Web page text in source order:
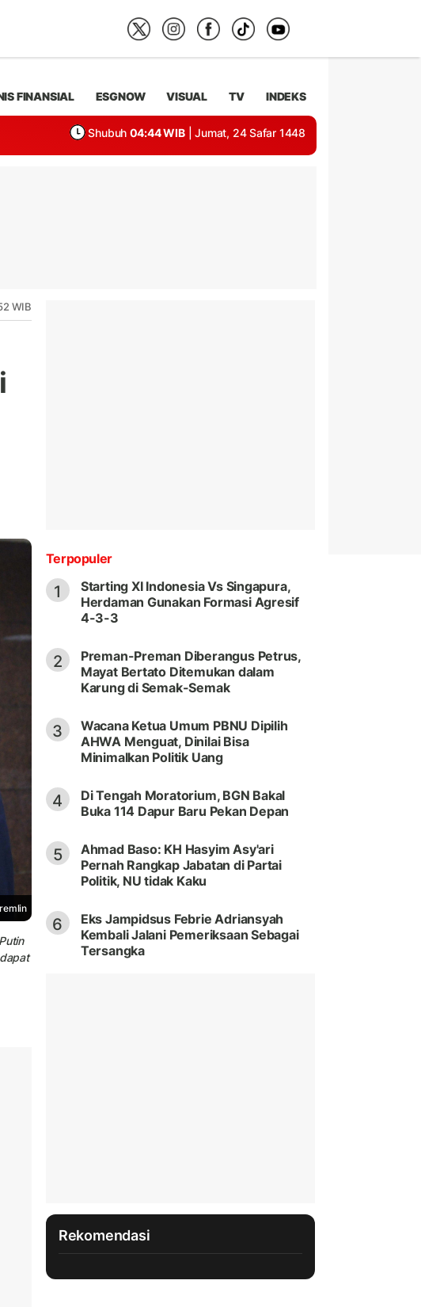
FINANSIAL ESGNOW VISUAL TV INDEKS
Shubuh 04:44 WIB | Jumat, 24 Safar 1448
WIB
Terpopuler
1
Starting XI Indonesia Vs Singapura,
Herdaman Gunakan Formasi Agresif
4-3-3
2
Preman-Preman Diberangus Petrus,
Mayat Bertato Ditemukan dalam
Karung di Semak-Semak
3
Wacana Ketua Umum PBNU Dipilih
AHWA Menguat, Dinilai Bisa
Minimalkan Politik Uang
4
Di Tengah Moratorium, BGN Bakal
Buka 114 Dapur Baru Pekan Depan
5
Ahmad Baso: KH Hasyim Asy'ari
Pernah Rangkap Jabatan di Partai
Politik, NU tidak Kaku
6
Eks Jampidsus Febrie Adriansyah
Kembali Jalani Pemeriksaan Sebagai
Tersangka
Rekomendasi